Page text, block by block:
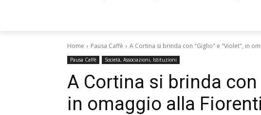
Home Pausa Caffè A Cortina si brinda con "Giglio" e "Violet", in
Pausa Caffè Società, Associazioni, Istituzioni
A Cortina si brinda con
in omaggio alla